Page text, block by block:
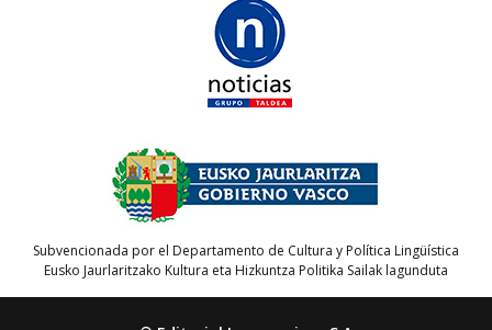
Subvencionada por el Departamento de Cultura y Política Lingüística
Eusko Jaurlaritzako Kultura eta Hizkuntza Politika Sailak lagunduta